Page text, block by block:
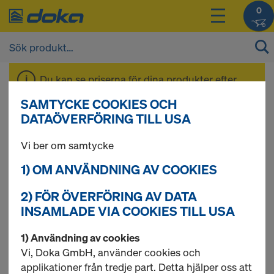
0
Du kan se priserna för dina produkter efter
Formolja
3 produkter hittade
Mest sökta
Doka sprayer för formolja
SAMTYCKE COOKIES OCH
DATAÖVERFÖRING TILL USA
Vi ber om samtycke
1) OM ANVÄNDNING AV COOKIES
2) FÖR ÖVERFÖRING AV DATA
INSAMLADE VIA COOKIES TILL USA
1) Användning av cookies
Vi, Doka GmbH, använder cookies och
applikationer från tredje part. Detta hjälper oss att